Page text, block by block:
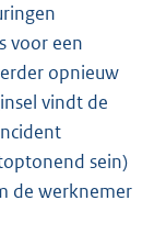
voor een
opnieuw
vindt de
sein)
de werknemer